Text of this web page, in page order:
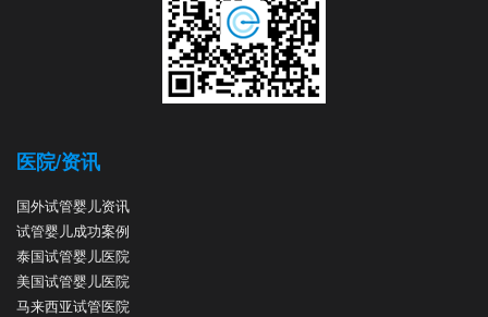
医院/资讯
国外试管婴儿资讯
试管婴儿成功案例
泰国试管婴儿医院
美国试管婴儿医院
马来西亚试管医院